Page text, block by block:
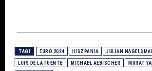
TAGI EURO 2024 HISZPANIA JULIAN
LUIS DE LA FUENTE MICHAEL AEBISCHER MURAT